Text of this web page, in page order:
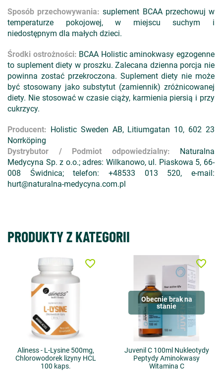
Sposób przechowywania: suplement BCAA przechowuj w
temperaturze pokojowej, w miejscu suchym i
niedostępnym dla małych dzieci.
Środki ostrożności: BCAA Holistic aminokwasy egzogenne
to suplement diety w proszku. Zalecana dzienna porcja nie
powinna zostać przekroczona. Suplement diety nie może
być stosowany jako substytut (zamiennik) zróżnicowanej
diety. Nie stosować w czasie ciąży, karmienia piersią i przy
cukrzycy.
Producent: Holistic Sweden AB, Litiumgatan 10, 602 23
Norrköping
Dystrybutor / Podmiot odpowiedzialny: Naturalna
Medycyna Sp. z o.o.; adres: Wilkanowo, ul. Piaskowa 5, 66-
008 Świdnica; telefon: +48533 013 520, e-mail:
hurt@naturalna-medycyna.com.pl
PRODUKTY Z KATEGORII
Aliness - L-Lysine 500mg,
Chlorowodorek lizyny HCL
100 kaps.
favorite_border
Obecnie brak na
stanie
Juvenil C 100ml Nukleotydy
Peptydy Aminokwasy
Witamina C
favorite_border